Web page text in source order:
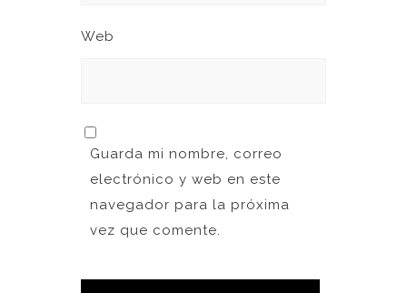
Web
Guarda mi nombre, correo
electrónico y web en este
navegador para la próxima
vez que comente.